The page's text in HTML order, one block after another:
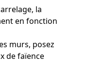
la
en fonction
murs, posez
de faïence